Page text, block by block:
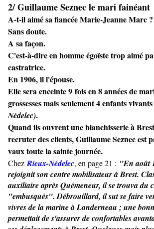
2/ Guillaume Seznec le mari fainéant
A-t-il aimé sa fiancée Marie-Jeanne Marc ?
Sans doute.
A sa façon.
C'est-à-dire en homme égoïste trop aimé
castratrice.
En 1906, il l'épouse.
Elle sera enceinte 9 fois en 8 années de
grossesses mais seulement 4 enfants vivants
Nédelec).
Quand ils ouvrent une blanchisserie à
recruter des clients, Guillaume Seznec est
vaux toute la sainte journée.
Chez Rieux-Nédelec, en page 21 : "En août
rejoignit son centre mobilisateur à Brest.
auxiliaire après Quémeneur, il se trouva du
"embusqués". Débrouillard, il sut se faire
vivres de la marine à Landerneau ; une
permettait de s'assurer de confortables